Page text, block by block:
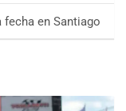
fecha en Santiago